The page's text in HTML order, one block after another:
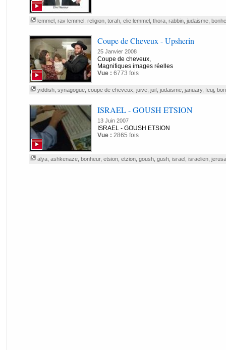
lemmel, rav lemmel, religion, torah, elie lemmel, thora, rabbin, judaisme,
Coupe de Cheveux - Upsherin
25 Janvier 2008
Coupe de cheveux,
Magnifiques images réelles
Vue : 6773 fois
yiddish, synagogue, coupe de cheveux juive, juif, judaisme, january, feuj,
ISRAEL - GOUSH ETSION
13 Juin 2007
ISRAEL - GOUSH ETSION
Vue : 2865 fois
alya, ashkenaze, bonheur, etsion, etzion, goush, gush, israel, israelien,